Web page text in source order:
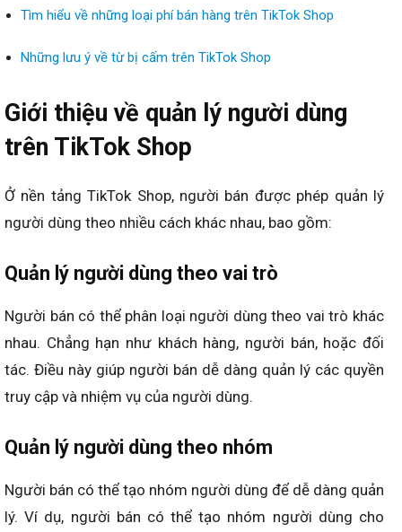
Tìm hiểu về những loại phí bán hàng trên TikTok Shop
Những lưu ý về từ bị cấm trên TikTok Shop
Giới thiệu về quản lý người dùng
trên TikTok Shop
Ở nền tảng TikTok Shop, người bán được phép quản lý
người dùng theo nhiều cách khác nhau, bao gồm:
Quản lý người dùng theo vai trò
Người bán có thể phân loại người dùng theo vai trò khác
nhau. Chẳng hạn như khách hàng, người bán, hoặc đối
tác. Điều này giúp người bán dễ dàng quản lý các quyền
truy cập và nhiệm vụ của người dùng.
Quản lý người dùng theo nhóm
Người bán có thể tạo nhóm người dùng để dễ dàng quản
lý. Ví dụ, người bán có thể tạo nhóm người dùng cho